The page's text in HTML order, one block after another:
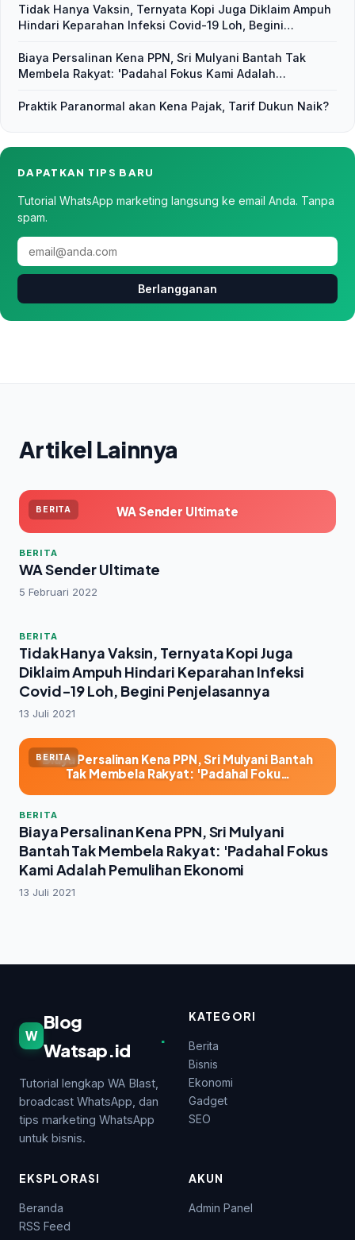
Tidak Hanya Vaksin, Ternyata Kopi Juga Diklaim Ampuh
Hindari Keparahan Infeksi Covid-19 Loh, Begini
Biaya Persalinan Kena PPN, Sri Mulyani Bantah Tak
Membela Rakyat: 'Padahal Fokus Kami Adalah
Praktik Paranormal akan Kena Pajak, Tarif Dukun Naik?
DAPATKAN TIPS BARU
Tutorial WhatsApp marketing langsung ke email Anda. Tanpa
spam.
Berlangganan
Artikel Lainnya
BERITA WA Sender Ultimate
BERITA
WA Sender Ultimate
5 Februari 2022
BERITA
Tidak Hanya Vaksin, Ternyata Kopi Juga
Diklaim Ampuh Hindari Keparahan Infeksi
Covid-19 Loh, Begini Penjelasannya
13 Juli 2021
BERITA
Biaya Persalinan Kena PPN, Sri Mulyani Bantah
Tak Membela Rakyat: 'Padahal Foku…
BERITA
Biaya Persalinan Kena PPN, Sri Mulyani
Bantah Tak Membela Rakyat: 'Padahal Fokus
Kami Adalah Pemulihan Ekonomi
13 Juli 2021
W
Blog
Watsap.id
.
Tutorial lengkap WA Blast,
broadcast WhatsApp, dan
tips marketing WhatsApp
untuk bisnis.
KATEGORI
Berita
Bisnis
Ekonomi
Gadget
SEO
EKSPLORASI
Beranda
RSS Feed
AKUN
Admin Panel